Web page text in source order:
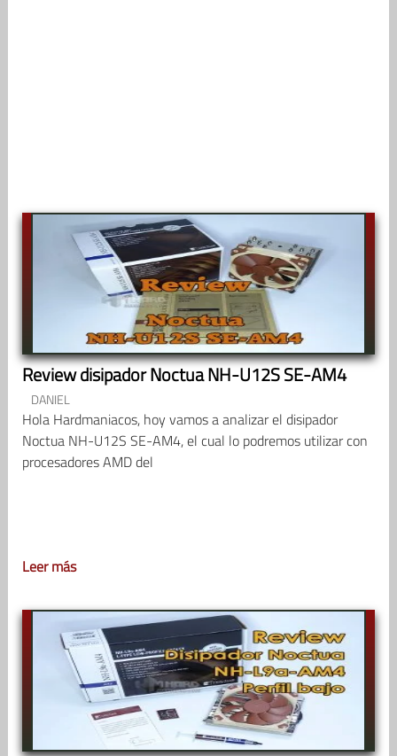
Review disipador Noctua NH-U12S SE-AM4
DANIEL
Hola Hardmaniacos, hoy vamos a analizar el disipador
Noctua NH-U12S SE-AM4, el cual lo podremos utilizar con
procesadores AMD del
Leer más